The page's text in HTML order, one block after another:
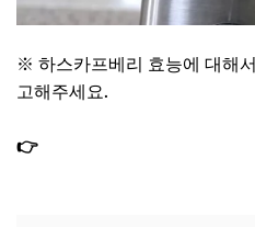
※ 하스카프베리 효능에 대해
고해주세요.
👉